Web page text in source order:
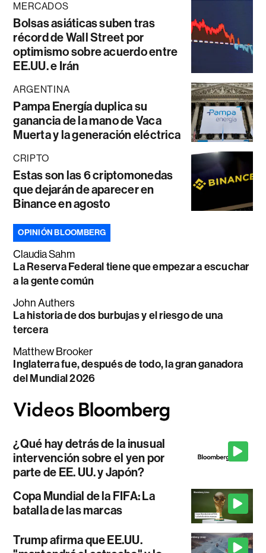
MERCADOS
Bolsas asiáticas suben tras
récord de Wall Street por
optimismo sobre acuerdo entre
EE.UU. e Irán
ARGENTINA
Pampa Energía duplica su
ganancia de la mano de Vaca
Muerta y la generación eléctrica
CRIPTO
Estas son las 6 criptomonedas
que dejarán de aparecer en
Binance en agosto
OPINIÓN BLOOMBERG
Claudia Sahm
La Reserva Federal tiene que empezar a escuchar
a la gente común
John Authers
La historia de dos burbujas y el riesgo de una
tercera
Matthew Brooker
Inglaterra fue, después de todo, la gran ganadora
del Mundial 2026
¿Qué hay detrás de la inusual
intervención sobre el yen por
parte de EE. UU. y Japón?
Copa Mundial de la FIFA: La
batalla de las marcas
Trump afirma que EE.UU.